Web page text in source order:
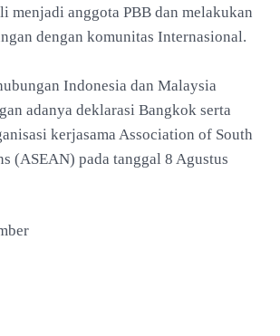
menjadi anggota PBB dan melakukan
dengan komunitas Internasional.
Indonesia dan Malaysia
adanya deklarasi Bangkok serta
kerjasama Association of South
(ASEAN) pada tanggal 8 Agustus